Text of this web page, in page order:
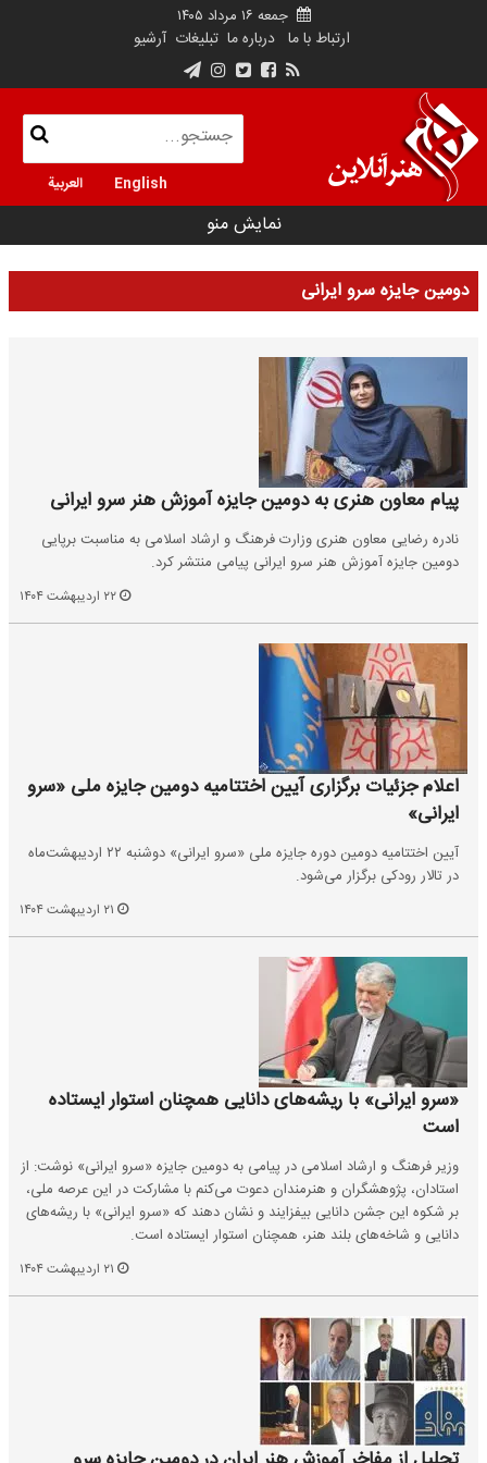
جمعه ۱۶ مرداد ۱۴۰۵
ارتباط با ما درباره ما تبلیغات آرشیو
English العربية
نمایش منو
دومین جایزه سرو ایرانی
پیام معاون هنری به دومین جایزه آموزش هنر سرو ایرانی
نادره رضایی معاون هنری وزارت فرهنگ و ارشاد اسلامی به مناسبت برپایی
دومین جایزه آموزش هنر سرو ایرانی پیامی منتشر کرد.
اعلام جزئیات برگزاری آیین اختتامیه دومین جایزه ملی «سرو
ایرانی»
آیین اختتامیه دومین دوره جایزه ملی «سرو ایرانی» دوشنبه ۲۲ اردیبهشت‌ماه
در تالار رودکی برگزار می‌شود.
«سرو ایرانی» با ریشه‌های دانایی همچنان استوار ایستاده
است
وزیر فرهنگ و ارشاد اسلامی در پیامی به دومین جایزه «سرو ایرانی» نوشت: از
استادان، پژوهشگران و هنرمندان دعوت می‌کنم با مشارکت در این عرصه ملی،
بر شکوه این جشن دانایی بیفزایند و نشان دهند که «سرو ایرانی» با ریشه‌های
دانایی و شاخه‌های بلند هنر، همچنان استوار ایستاده است.